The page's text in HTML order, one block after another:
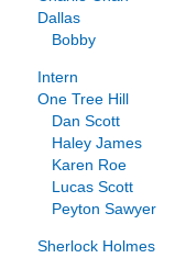
Dallas
Bobby
Intern
One Tree Hill
Dan Scott
Haley James
Karen Roe
Lucas Scott
Peyton Sawyer
Sherlock Holmes